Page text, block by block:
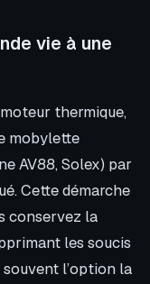
vie à une
thermique,
mobylette
AV88, Solex) par
Cette démarche
conservez la
les soucis
souvent l’option la